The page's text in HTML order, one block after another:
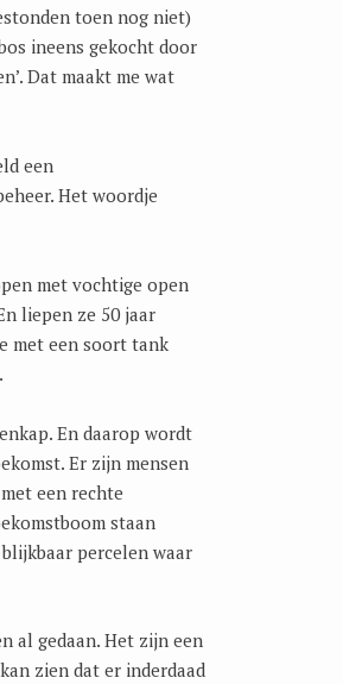
toen nog niet)
ineens gekocht door
Dat maakt me wat
een
Het woordje
met vochtige open
liepen ze 50 jaar
met een soort tank
En daarop wordt
Er zijn mensen
een rechte
staan
percelen waar
al gedaan. Het zijn een
zien dat er inderdaad